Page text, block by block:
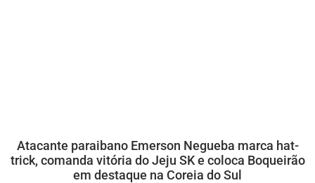
Atacante paraibano Emerson Negueba marca hat-
trick, comanda vitória do Jeju SK e coloca Boqueirão
em destaque na Coreia do Sul